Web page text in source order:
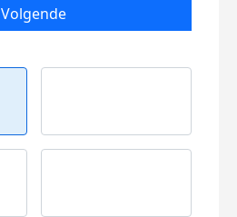
Volgende